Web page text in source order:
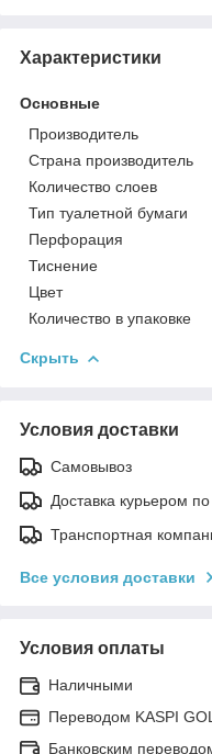
Характеристики
Основные
Производитель
Страна производитель
Количество слоев
Тип туалетной бумаги
Перфорация
Тиснение
Цвет
Количество в упаковке
Скрыть
Условия доставки
Самовывоз
Доставка курьером
Транспортная
Все условия доставки
Условия оплаты
Наличными
Переводом KASPI
Банковским